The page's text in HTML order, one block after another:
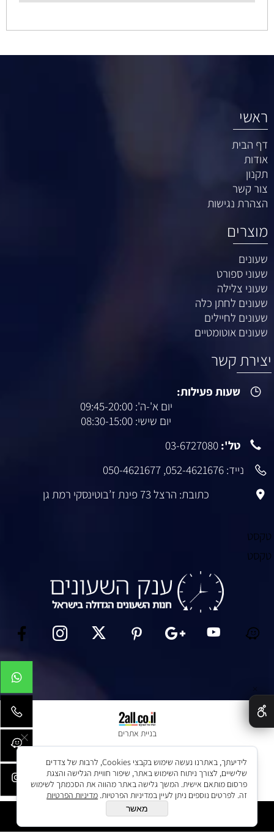
הוסף לסל
ראשי
דף הבית
אודות
תקנון
צור קשר
הצהרת נגישות
מוצרים
שעונים
שעוני ספורט
שעוני צלילה
שעונים לחתן כלה
שעונים לחיילים
שעונים אוטומטיים
יצירת קשר
שעות פעילות:
יום א'-ה': 09:45-20:00
יום שישי: 08:30-15:00
טל': 03-6727080
נייד: 052-4621676
,
050-4621677
כתובת: הרצל 73 פינת ז’בוטינסקי רמת גן
טקסט
טקסט
בניית אתרים
לידיעתך, באתרנו נעשה שימוש בקבצי Cookies, לרבות של צדדים
שלישיים, לצורך ניתוח השימוש באתר, שיפור חוויית הגלישה והצגת
פרסום מותאם אישית. המשך גלישה באתר מהווה את הסכמתך לשימוש
זה. לפרטים נוספים ניתן לעיין במדיניות הפרטיות. מדיניות הפרטיות
מאשר